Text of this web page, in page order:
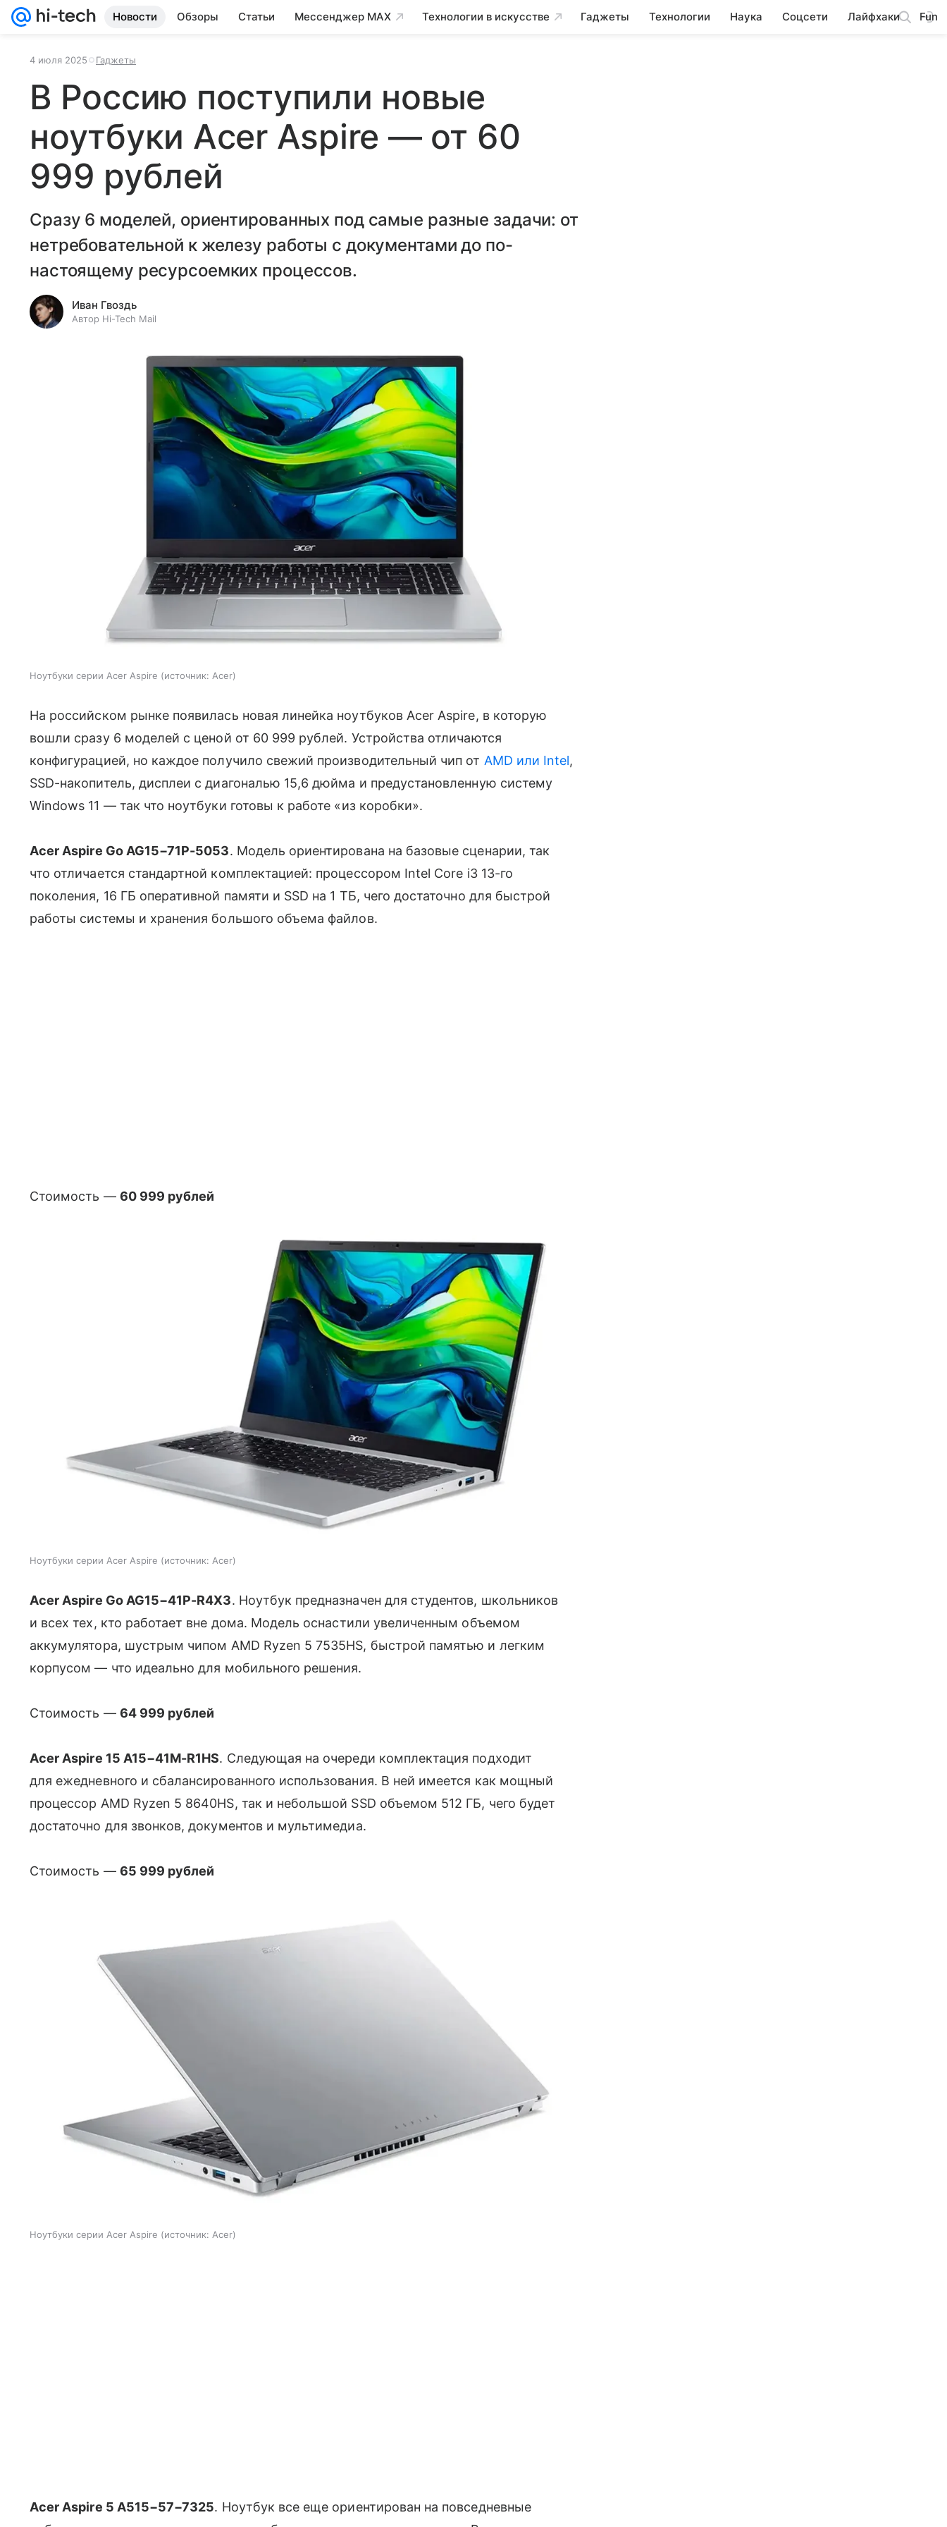
Новости Обзоры Статьи Мессенджер MAX Технологии в искусстве Гаджеты Технологии Наука Соцсети Лайфхаки Fun
4 июля 2025 Гаджеты
В Россию поступили новые
ноутбуки Acer Aspire — от 60
999 рублей
Сразу 6 моделей, ориентированных под самые разные задачи: от
нетребовательной к железу работы с документами до по-
настоящему ресурсоемких процессов.
Иван Гвоздь
Автор Hi-Tech Mail
Ноутбуки серии Acer Aspire источник: Acer
На российском рынке появилась новая линейка ноутбуков Acer Aspire, в которую
вошли сразу 6 моделей с ценой от 60 999 рублей. Устройства отличаются
конфигурацией, но каждое получило свежий производительный чип от AMD или Intel,
SSD-накопитель, дисплеи с диагональю 15,6 дюйма и предустановленную систему
Windows 11 — так что ноутбуки готовы к работе «из коробки».
Acer Aspire Go AG15−71P-5053. Модель ориентирована на базовые сценарии, так
что отличается стандартной комплектацией: процессором Intel Core i3 13-го
поколения, 16 ГБ оперативной памяти и SSD на 1 ТБ, чего достаточно для быстрой
работы системы и хранения большого объема файлов.
Стоимость — 60 999 рублей
Ноутбуки серии Acer Aspire источник: Acer
Acer Aspire Go AG15−41P-R4X3. Ноутбук предназначен для студентов, школьников
и всех тех, кто работает вне дома. Модель оснастили увеличенным объемом
аккумулятора, шустрым чипом AMD Ryzen 5 7535HS, быстрой памятью и легким
корпусом — что идеально для мобильного решения.
Стоимость — 64 999 рублей
Acer Aspire 15 A15−41M-R1HS. Следующая на очереди комплектация подходит
для ежедневного и сбалансированного использования. В ней имеется как мощный
процессор AMD Ryzen 5 8640HS, так и небольшой SSD объемом 512 ГБ, чего будет
достаточно для звонков, документов и мультимедиа.
Стоимость — 65 999 рублей
Ноутбуки серии Acer Aspire источник: Acer
Acer Aspire 5 A515−57−7325. Ноутбук все еще ориентирован на повседневные